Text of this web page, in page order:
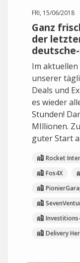
FRI, 15/06/2018
Ganz
der
Im
unserer
Deals und
es wieder
Stunden!
MIllionen.
guter Start
Rocket
Fos4X
Delivery